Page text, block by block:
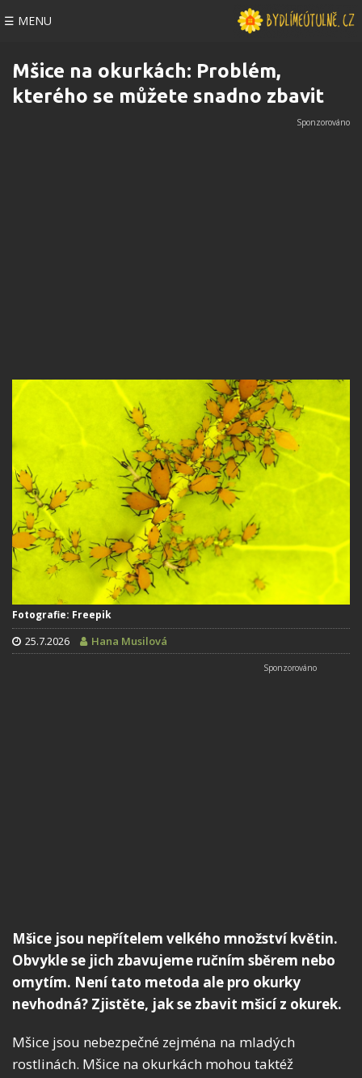
☰ MENU
Mšice na okurkách: Problém,
kterého se můžete snadno zbavit
Fotografie: Freepik
25.7.2026 Hana Musilová
Mšice jsou nepřítelem velkého množství květin.
Obvykle se jich zbavujeme ručním sběrem nebo
omytím. Není tato metoda ale pro okurky
nevhodná? Zjistěte, jak se zbavit mšicí z okurek.
Mšice jsou nebezpečné zejména na mladých
rostlinách. Mšice na okurkách mohou taktéž